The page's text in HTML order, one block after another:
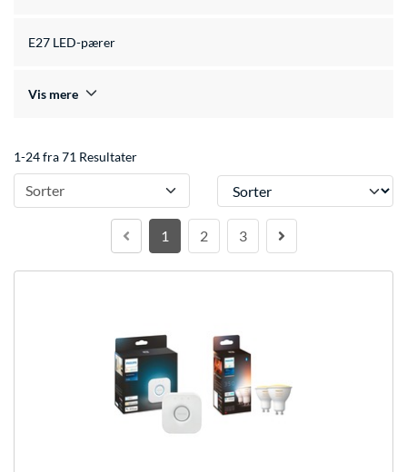
E27 LED-pærer
Vis mere
1-24 fra 71 Resultater
Sorter Sorter
1 2 3